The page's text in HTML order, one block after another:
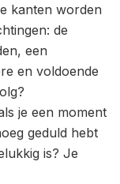
kanten worden
de
een
en voldoende
je een moment
geduld hebt
is? Je